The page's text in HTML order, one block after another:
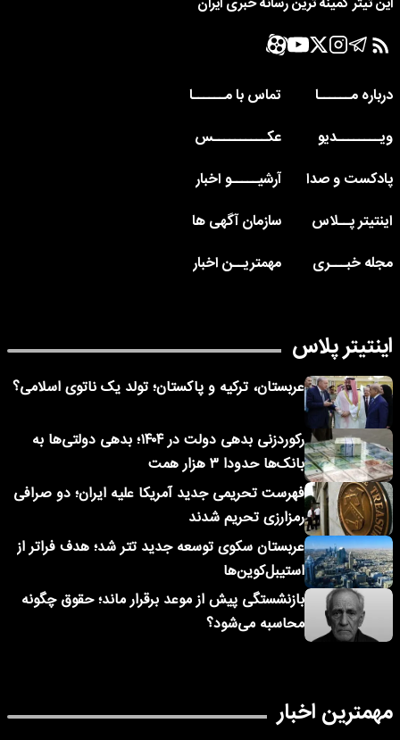
درباره مــــــا
تماس با مــــــا
ویــــــــدیو
عکــــــــــس
پادکست و صدا
آرشیـــــو اخبار
اینتیتر پــلاس
سازمان آگهی ها
مجله خبـــری
مهمتریــن اخبار
اینتیتر پلاس
عربستان، ترکیه و پاکستان؛ تولد یک ناتوی اسلامی؟
رکوردزنی بدهی دولت در ۱۴۰۴؛ بدهی دولتی‌ها به
بانک‌ها حدودا ۳ هزار همت
فهرست تحریمی جدید آمریکا علیه ایران؛ دو صرافی
رمزارزی تحریم شدند
عربستان سکوی توسعه جدید تتر شد؛ هدف فراتر از
استیبل‌کوین‌ها
بازنشستگی پیش از موعد برقرار ماند؛ حقوق چگونه
محاسبه می‌شود؟
مهمترین اخبار